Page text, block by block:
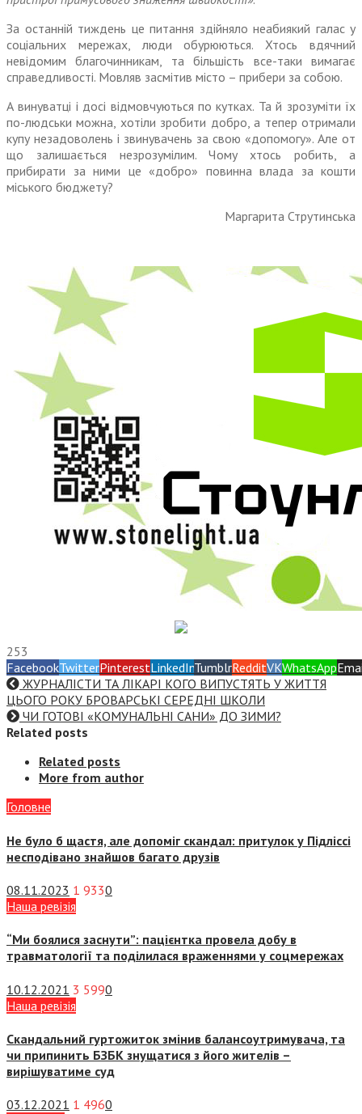
За останній тиждень це питання здійняло неабиякий галас у
соціальних мережах, люди обурю­ються. Хтось вдячний
невідомим благочинникам, та більшість все-таки вимагає
справедливості. Мовляв засмітив місто – прибери за собою.
А винуватці і досі відмовчу­ються по кутках. Та й зрозуміти їх
по-людськи можна, хотіли зробити добро, а тепер отримали
купу незадоволень і звинувачень за свою «допомогу». Але от
що залишається незрозумілим. Чому хтось робить, а
прибирати за ними це «добро» повинна влада за кошти
міського бюджету?
Маргарита Струтинська
253
FacebookTwitterPinterestLinkedInTumblrRedditVKWhatsApp
ЖУРНАЛІСТИ ТА ЛІКАРІ КОГО ВИПУСТЯТЬ У ЖИТТЯ
ЦЬОГО РОКУ БРОВАРСЬКІ СЕРЕДНІ ШКОЛИ
ЧИ ГОТОВІ «КОМУНАЛЬНІ САНИ» ДО ЗИМИ?
Related posts
Related posts
More from author
Головне
Не було б щастя, але допоміг скандал: притулок у Підліссі
несподівано знайшов багато друзів
08.11.2023 1 9330
Наша ревізія
“Ми боялися заснути”: пацієнтка провела добу в
травматології та поділилася враженнями у соцмережах
10.12.2021 3 5990
Наша ревізія
Скандальний гуртожиток змінив балансоутримувача, та
чи припинить БЗБК знущатися з його жителів –
вирішуватиме суд
03.12.2021 1 4960